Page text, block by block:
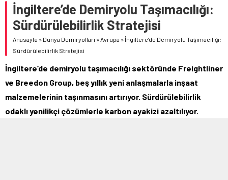
İngiltere’de Demiryolu Taşımacılığı:
Sürdürülebilirlik Stratejisi
Anasayfa » Dünya Demiryolları »Avrupa » İngiltere’de Demiryolu Taşımacılığı:
Sürdürülebilirlik Stratejisi
İngiltere’de demiryolu taşımacılığı sektöründe Freightliner
ve Breedon Group, beş yıllık yeni anlaşmalarla inşaat
malzemelerinin taşınmasını artırıyor. Sürdürülebilirlik
odaklı yenilikçi çözümlerle karbon ayakizi azaltılıyor.